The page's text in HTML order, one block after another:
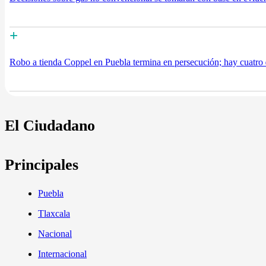
+
Robo a tienda Coppel en Puebla termina en persecución; hay cuatro
El Ciudadano
Principales
Puebla
Tlaxcala
Nacional
Internacional